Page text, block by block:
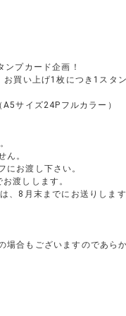
ンプカード企画！
買い上げ1枚につき1スタ
サイズ24Pフルカラー）
ん。
にお渡し下さい。
渡しします。
、8月末までにお送りします
合もございますのであら